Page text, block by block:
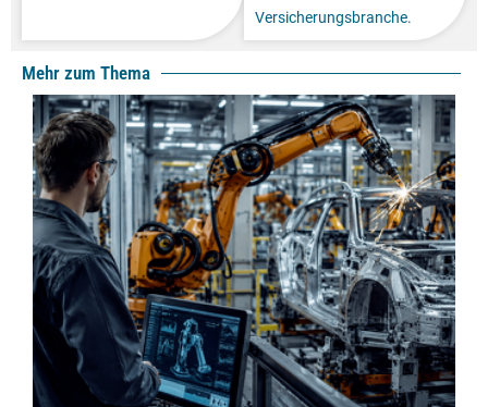
Versicherungsbranche.
Mehr zum Thema